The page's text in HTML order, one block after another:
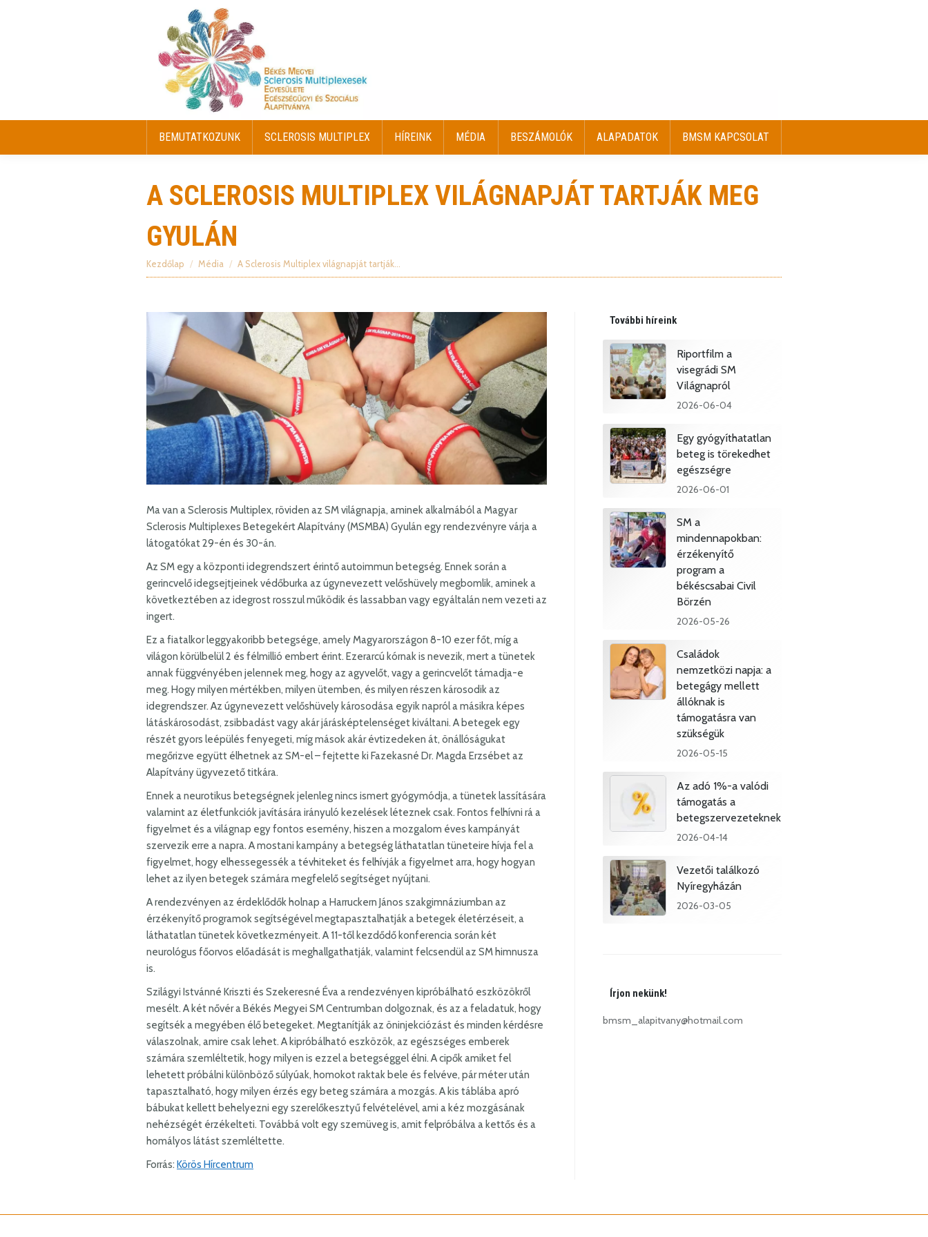
BEMUTATKOZUNK SCLEROSIS MULTIPLEX HÍREINK MÉDIA BESZÁMOLÓK ALAPADATOK BMSM KAPCSOLAT
A SCLEROSIS MULTIPLEX VILÁGNAPJÁT TARTJÁK MEG
GYULÁN
Itt vagy:
Kezdőlap Média A Sclerosis Multiplex világnapját tartják…
Ma van a Sclerosis Multiplex, röviden az SM világnapja, aminek alkalmából a Magyar
Sclerosis Multiplexes Betegekért Alapítvány (MSMBA) Gyulán egy rendezvényre várja a
látogatókat 29-én és 30-án.
Az SM egy a központi idegrendszert érintő autoimmun betegség. Ennek során a
gerincvelő idegsejtjeinek védőburka az úgynevezett velőshüvely megbomlik, aminek a
következtében az idegrost rosszul működik és lassabban vagy egyáltalán nem vezeti az
ingert.
Ez a fiatalkor leggyakoribb betegsége, amely Magyarországon 8-10 ezer főt, míg a
világon körülbelül 2 és félmillió embert érint. Ezerarcú kórnak is nevezik, mert a tünetek
annak függvényében jelennek meg, hogy az agyvelőt, vagy a gerincvelőt támadja-e
meg. Hogy milyen mértékben, milyen ütemben, és milyen részen károsodik az
idegrendszer. Az úgynevezett velőshüvely károsodása egyik napról a másikra képes
látáskárosodást, zsibbadást vagy akár járásképtelenséget kiváltani. A betegek egy
részét gyors leépülés fenyegeti, míg mások akár évtizedeken át, önállóságukat
megőrizve együtt élhetnek az SM-el – fejtette ki Fazekasné Dr. Magda Erzsébet az
Alapítvány ügyvezető titkára.
Ennek a neurotikus betegségnek jelenleg nincs ismert gyógymódja, a tünetek lassítására
valamint az életfunkciók javítására irányuló kezelések léteznek csak. Fontos felhívni rá a
figyelmet és a világnap egy fontos esemény, hiszen a mozgalom éves kampányát
szervezik erre a napra. A mostani kampány a betegség láthatatlan tüneteire hívja fel a
figyelmet, hogy elhessegessék a tévhiteket és felhívják a figyelmet arra, hogy hogyan
lehet az ilyen betegek számára megfelelő segítséget nyújtani.
A rendezvényen az érdeklődők holnap a Harruckern János szakgimnáziumban az
érzékenyítő programok segítségével megtapasztalhatják a betegek életérzéseit, a
láthatatlan tünetek következményeit. A 11-től kezdődő konferencia során két
neurológus főorvos előadását is meghallgathatják, valamint felcsendül az SM himnusza
is.
Szilágyi Istvánné Kriszti és Szekeresné Éva a rendezvényen kipróbálható eszközökről
mesélt. A két nővér a Békés Megyei SM Centrumban dolgoznak, és az a feladatuk, hogy
segítsék a megyében élő betegeket. Megtanítják az öninjekciózást és minden kérdésre
válaszolnak, amire csak lehet. A kipróbálható eszközök, az egészséges emberek
számára szemléltetik, hogy milyen is ezzel a betegséggel élni. A cipők amiket fel
lehetett próbálni különböző súlyúak, homokot raktak bele és felvéve, pár méter után
tapasztalható, hogy milyen érzés egy beteg számára a mozgás. A kis táblába apró
bábukat kellett behelyezni egy szerelőkesztyű felvételével, ami a kéz mozgásának
nehézségét érzékelteti. Továbbá volt egy szemüveg is, amit felpróbálva a kettős és a
homályos látást szemléltette.
Forrás: Körös Hírcentrum
További híreink
Riportfilm a
visegrádi SM
Világnapról
2026-06-04
Egy gyógyíthatatlan
beteg is törekedhet
egészségre
2026-06-01
SM a
mindennapokban:
érzékenyítő
program a
békéscsabai Civil
Börzén
2026-05-26
Családok
nemzetközi napja: a
betegágy mellett
állóknak is
támogatásra van
szükségük
2026-05-15
Az adó 1%-a valódi
támogatás a
betegszervezeteknek
2026-04-14
Vezetői találkozó
Nyíregyházán
2026-03-05
Írjon nekünk!
bmsm_alapitvany@hotmail.com
BEMUTATKOZUNK